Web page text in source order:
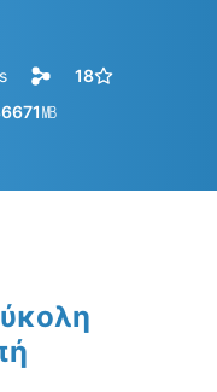
18
㎆︎